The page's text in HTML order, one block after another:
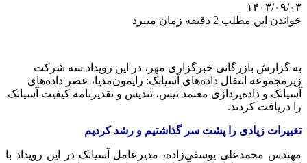
۱۴۰۳/۰۹/۰۳
خواندن این مطلب 2 دقیقه زمان میبرد
به گزارش بازرگانی خبرگزاری مهر، در این رویداد سه شرکت
زیرمجموعه انتقال داده‌های آسیاتک: رایمون‌مدیا، عصر داده‌های
آسیاتک و داده‌پردازی معتمد تیس، تندیس و تقدیرنامه کیفیت آسیاتک
را دریافت کردند.
تغییرات زیادی را پشت سر گذاشتیم و رشد کردیم
مهندس محمدعلی یوسفی‌زاده، مدیرعامل آسیاتک در این رویداد با